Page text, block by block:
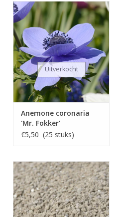
en terugkomt (wat de
wel doet) valt de bloei eerder:
van de Anemone
als snijbloem zodat je er
een winterdek van blad of
De winters zijn tegenwoordig
advies is dus afdekken bij
Uitverkocht
Anemone coronaria
'Mr. Fokker'
€5,50 (25 stuks)